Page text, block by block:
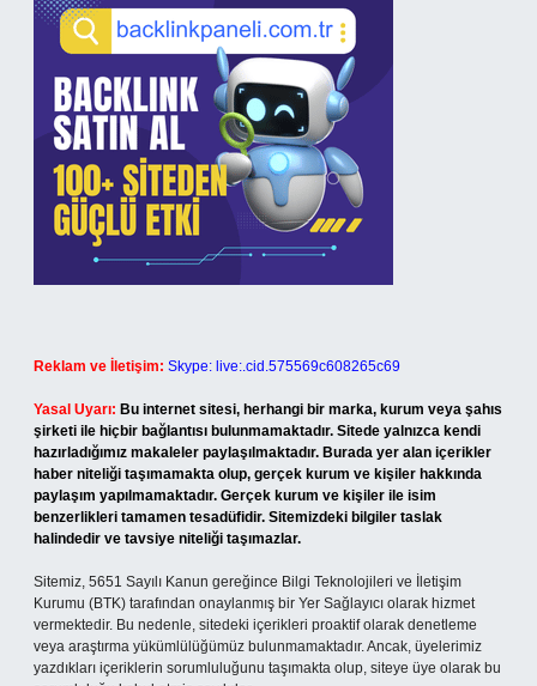
Reklam ve İletişim: Skype: live:.cid.575569c608265c69
Yasal Uyarı: Bu internet sitesi, herhangi bir marka, kurum veya şahıs
şirketi ile hiçbir bağlantısı bulunmamaktadır. Sitede yalnızca kendi
hazırladığımız makaleler paylaşılmaktadır. Burada yer alan içerikler
haber niteliği taşımamakta olup, gerçek kurum ve kişiler hakkında
paylaşım yapılmamaktadır. Gerçek kurum ve kişiler ile isim
benzerlikleri tamamen tesadüfidir. Sitemizdeki bilgiler taslak
halindedir ve tavsiye niteliği taşımazlar.
Sitemiz, 5651 Sayılı Kanun gereğince Bilgi Teknolojileri ve İletişim
Kurumu (BTK) tarafından onaylanmış bir Yer Sağlayıcı olarak hizmet
vermektedir. Bu nedenle, sitedeki içerikleri proaktif olarak denetleme
veya araştırma yükümlülüğümüz bulunmamaktadır. Ancak, üyelerimiz
yazdıkları içeriklerin sorumluluğunu taşımakta olup, siteye üye olarak bu